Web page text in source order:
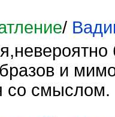
/
и
со смыслом.